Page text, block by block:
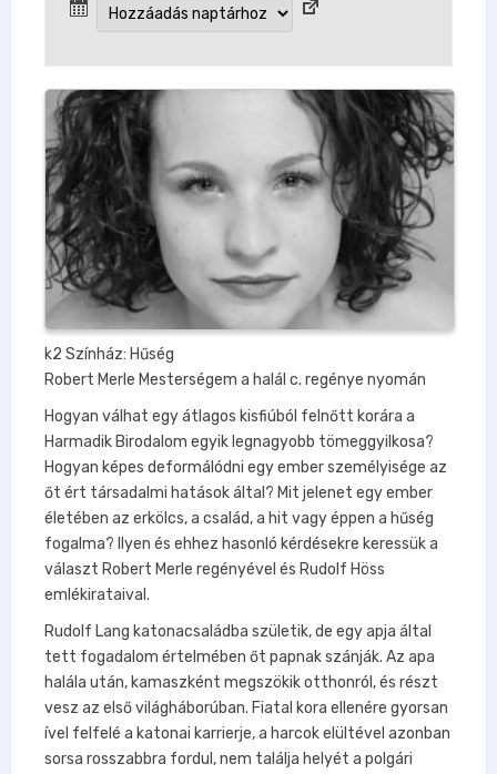
k2 Színház: Hűség
Robert Merle Mesterségem a halál c. regénye nyomán
Hogyan válhat egy átlagos kisfiúból felnőtt korára a
Harmadik Birodalom egyik legnagyobb tömeggyilkosa?
Hogyan képes deformálódni egy ember személyisége az
őt ért társadalmi hatások által? Mit jelenet egy ember
életében az erkölcs, a család, a hit vagy éppen a hűség
fogalma? Ilyen és ehhez hasonló kérdésekre keressük a
választ Robert Merle regényével és Rudolf Höss
emlékirataival.
Rudolf Lang katonacsaládba születik, de egy apja által
tett fogadalom értelmében őt papnak szánják. Az apa
halála után, kamaszként megszökik otthonról, és részt
vesz az első világháborúban. Fiatal kora ellenére gyorsan
ível felfelé a katonai karrierje, a harcok elültével azonban
sorsa rosszabbra fordul, nem találja helyét a polgári